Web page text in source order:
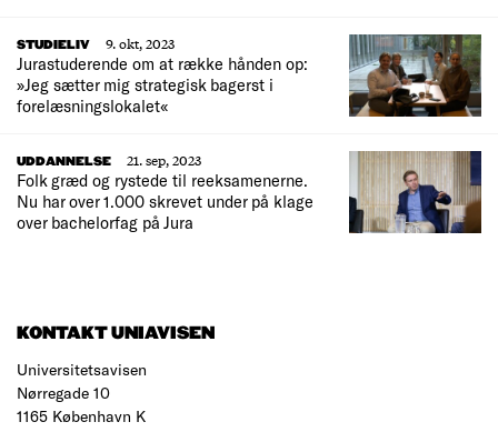
STUDIELIV
9. okt, 2023
Jurastuderende om at række hånden op:
»Jeg sætter mig strategisk bagerst i
forelæsningslokalet«
UDDANNELSE
21. sep, 2023
Folk græd og rystede til reeksamenerne.
Nu har over 1.000 skrevet under på klage
over bachelorfag på Jura
KONTAKT UNIAVISEN
Universitetsavisen
Nørregade 10
1165 København K